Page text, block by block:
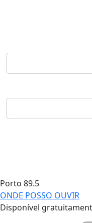
Porto 89.5
ONDE POSSO OUVIR
Disponível